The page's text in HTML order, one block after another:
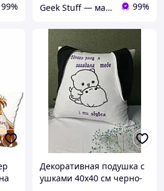
99% Geek Stuff — магазин аниме, гиков, Kpop товаров. Сувениры с вашим принтом и полиграфия 99%
Декоративная подушка с
ушками 40х40 см черно-